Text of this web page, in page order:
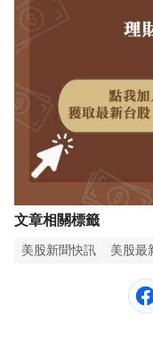
文章相關標籤
美股新聞快訊 美股最